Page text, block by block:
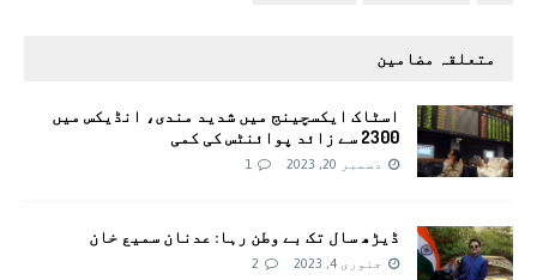
متعلقہ مضامین
اسٹاک ایکسچینج میں شدید مندی، انڈیکس میں
2300 سے زائد پوائنٹس کی کمی
دسمبر 20, 2023 1
ڈیڑھ سال تک بے وطن رہا: عدنان سمیع خان
جنوری 4, 2023 2